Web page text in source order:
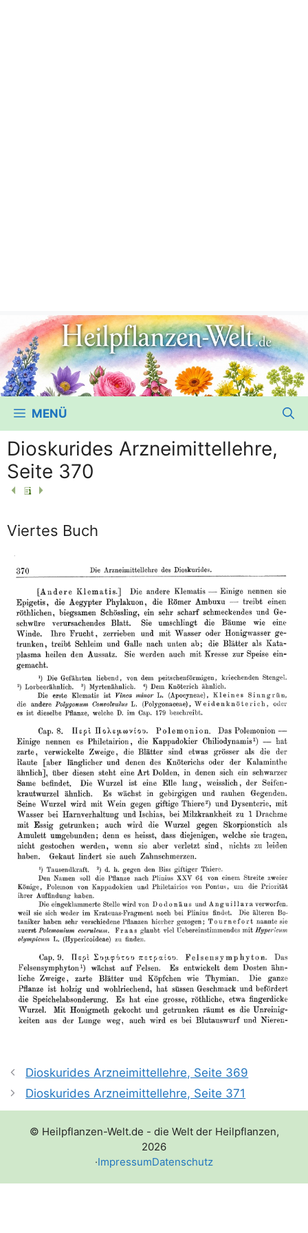
MENÜ
Dioskurides Arzneimittellehre,
Seite 370
Viertes Buch
Dioskurides Arzneimittellehre, Seite 369
Dioskurides Arzneimittellehre, Seite 371
© Heilpflanzen-Welt.de - die Welt der Heilpflanzen,
2026
·ImpressumDatenschutz